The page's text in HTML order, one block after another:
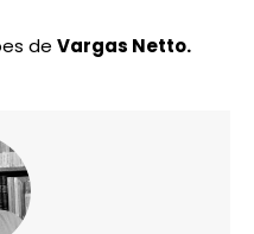
de Vargas Netto.